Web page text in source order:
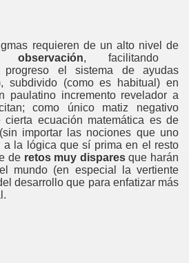
requieren de un alto nivel de
, facilitando
progreso el sistema de ayudas
subdivido (como es habitual) en
paulatino incremento revelador a
como único matiz negativo
cierta ecuación matemática es de
importar las nociones que uno
a la lógica que sí prima en el resto
de retos muy disparesque harán
mundo (en especial la vertiente
desarrollo que para enfatizar más